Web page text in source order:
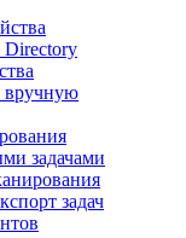
Directory
вручную
задачами
задач